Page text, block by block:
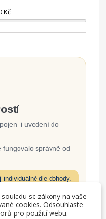
Kč
i uvedení do
fungovalo správně od
individuálně dle dohody.
se zákony na vaše
cookies. Odsouhlaste
pro použití webu.